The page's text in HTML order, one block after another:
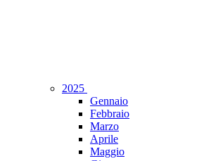
2025
Gennaio
Febbraio
Marzo
Aprile
Maggio